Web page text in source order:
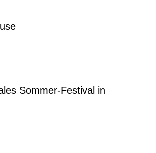
Sommer-Festival in